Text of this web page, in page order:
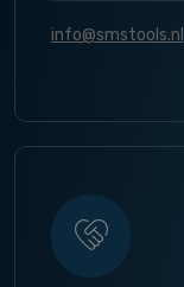
info@smstools.nl